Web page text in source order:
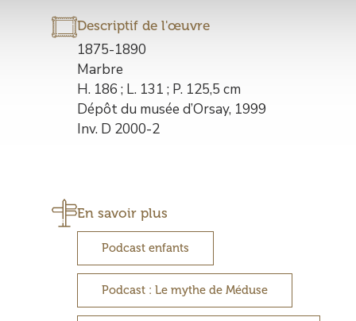
Descriptif de l'œuvre
Description
de
l’œuvre
1875-1890
Marbre
H. 186 ; L. 131 ; P. 125,5 cm
Dépôt du musée d’Orsay, 1999
Inv. D 2000-2
En savoir plus
Podcast enfants
Podcast : Le mythe de Méduse